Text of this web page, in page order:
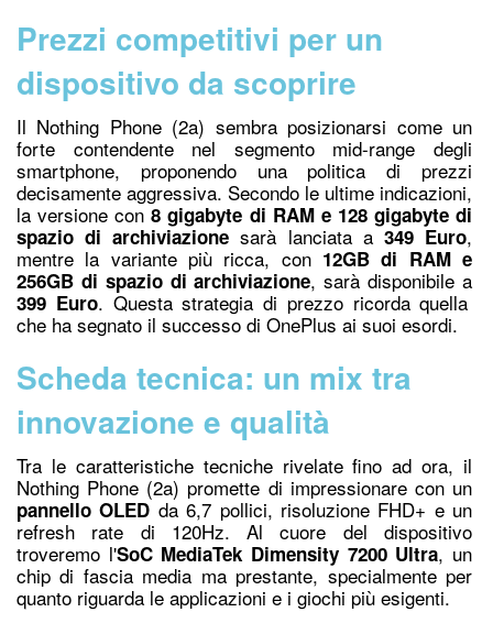
Prezzi competitivi per un
dispositivo da scoprire
Il Nothing Phone (2a) sembra posizionarsi come un
forte contendente nel segmento mid-range degli
smartphone, proponendo una politica di prezzi
decisamente aggressiva. Secondo le ultime indicazioni,
la versione con8 gigabyte di RAM e 128 gigabyte di
spazio di archiviazione sarà lanciata a349 Euro,
mentre la variante più ricca, con 12GB di RAM e
256GB di spazio di archiviazione, sarà disponibile a
399 Euro. Questa strategia di prezzo ricorda quella
che ha segnato il successo di OnePlus ai suoi esordi.
Scheda tecnica: un mix tra
innovazione e qualità
Tra le caratteristiche tecniche rivelate fino ad ora, il
Nothing Phone (2a) promette di impressionare con un
pannello OLEDda 6,7 pollici, risoluzione FHD+ e un
refresh rate di 120Hz. Al cuore del dispositivo
troveremo l'SoC MediaTek Dimensity 7200 Ultra, un
chip di fascia media ma prestante, specialmente per
quanto riguarda le applicazioni e i giochi più esigenti.